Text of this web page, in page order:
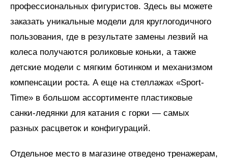
профессиональных фигуристов. Здесь вы можете
заказать уникальные модели для круглогодичного
пользования, где в результате замены лезвий на
колеса получаются роликовые коньки, а также
детские модели с мягким ботинком и механизмом
компенсации роста. А еще на стеллажах «Sport-
Time» в большом ассортименте пластиковые
санки-ледянки для катания с горки — самых
разных расцветок и конфигураций.
Отдельное место в магазине отведено тренажерам,